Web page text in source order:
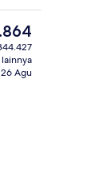
Agu